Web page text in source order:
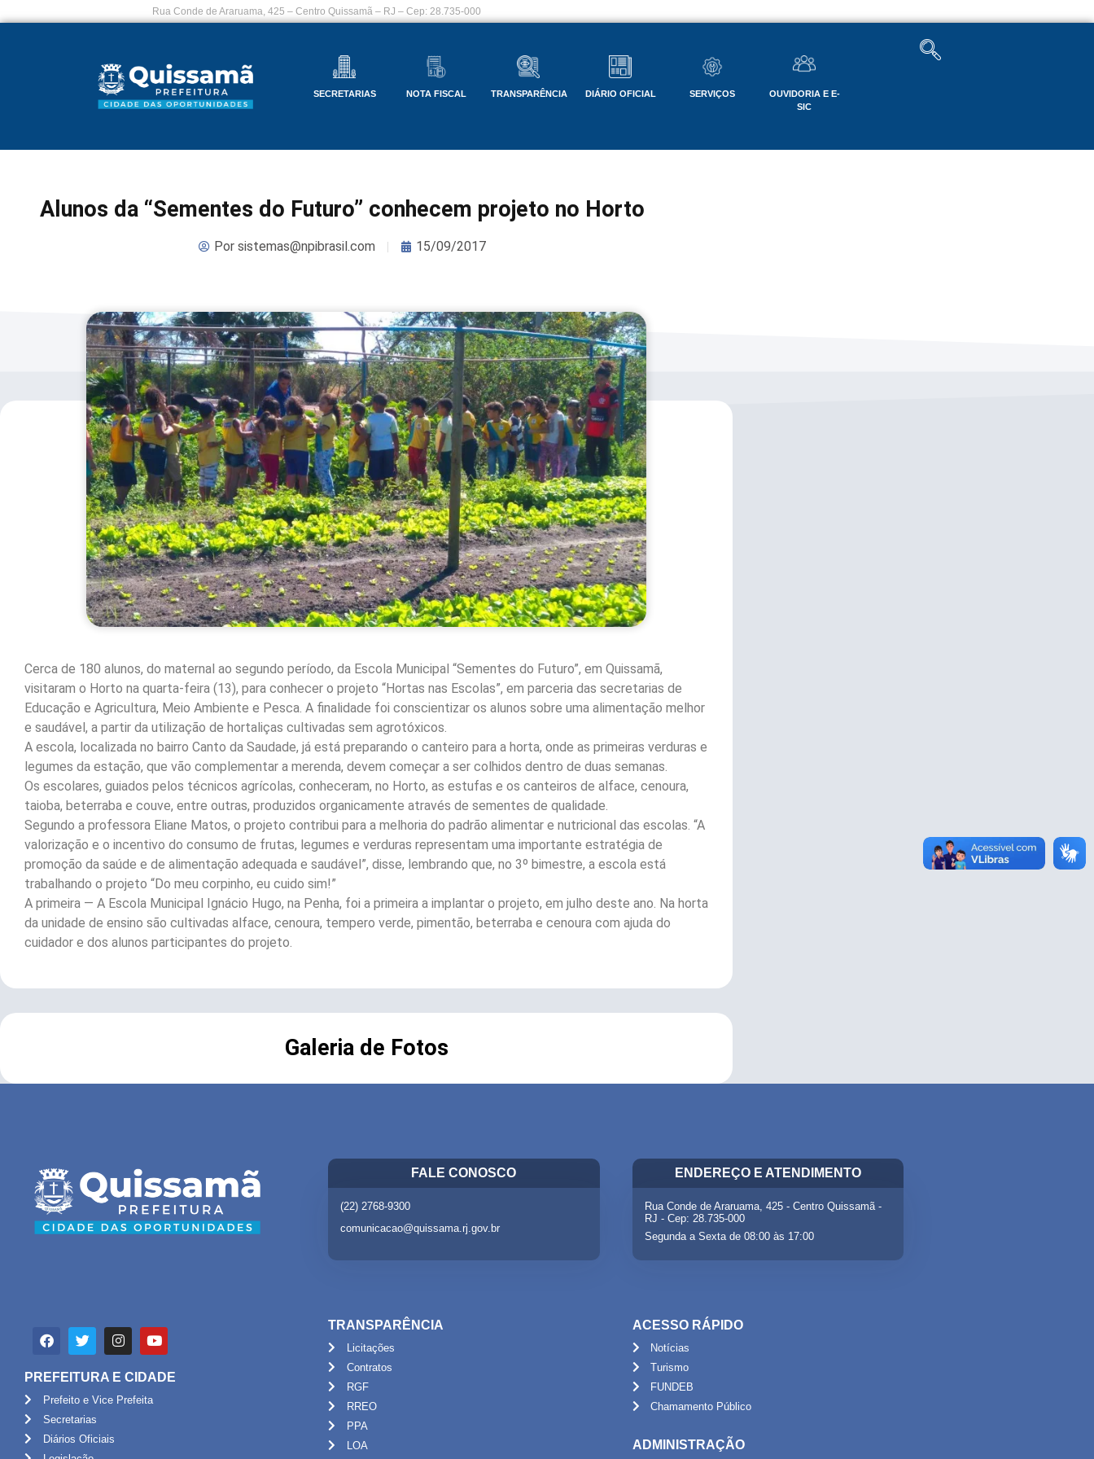
Rua Conde de Araruama, 425 – Centro Quissamã – RJ – Cep: 28.735-000
SECRETARIAS NOTA FISCAL TRANSPARÊNCIA DIÁRIO OFICIAL SERVIÇOS
OUVIDORIA E E-
SIC
Alunos da “Sementes do Futuro” conhecem projeto no Horto
Porsistemas@npibrasil.com 15/09/2017
Cerca de 180 alunos, do maternal ao segundo período, da Escola Municipal “Sementes do Futuro”, em Quissamã,
visitaram o Horto na quarta-feira (13), para conhecer o projeto “Hortas nas Escolas”, em parceria das secretarias de
Educação e Agricultura, Meio Ambiente e Pesca. A finalidade foi conscientizar os alunos sobre uma alimentação melhor
e saudável, a partir da utilização de hortaliças cultivadas sem agrotóxicos.
A escola, localizada no bairro Canto da Saudade, já está preparando o canteiro para a horta, onde as primeiras verduras e
legumes da estação, que vão complementar a merenda, devem começar a ser colhidos dentro de duas semanas.
Os escolares, guiados pelos técnicos agrícolas, conheceram, no Horto, as estufas e os canteiros de alface, cenoura,
taioba, beterraba e couve, entre outras, produzidos organicamente através de sementes de qualidade.
Segundo a professora Eliane Matos, o projeto contribui para a melhoria do padrão alimentar e nutricional das escolas. “A
valorização e o incentivo do consumo de frutas, legumes e verduras representam uma importante estratégia de
promoção da saúde e de alimentação adequada e saudável”, disse, lembrando que, no 3º bimestre, a escola está
trabalhando o projeto “Do meu corpinho, eu cuido sim!”
A primeira — A Escola Municipal Ignácio Hugo, na Penha, foi a primeira a implantar o projeto, em julho deste ano. Na horta
da unidade de ensino são cultivadas alface, cenoura, tempero verde, pimentão, beterraba e cenoura com ajuda do
cuidador e dos alunos participantes do projeto.
Galeria de Fotos
FALE CONOSCO
(22) 2768-9300
comunicacao@quissama.rj.gov.br
ENDEREÇO E ATENDIMENTO
Rua Conde de Araruama, 425 - Centro Quissamã -
RJ - Cep: 28.735-000
Segunda a Sexta de 08:00 às 17:00
PREFEITURA E CIDADE
Prefeito e Vice Prefeita
Secretarias
Diários Oficiais
TRANSPARÊNCIA
Licitações
Contratos
RGF
RREO
PPA
LOA
ACESSO RÁPIDO
Notícias
Turismo
FUNDEB
Chamamento Público
ADMINISTRAÇÃO